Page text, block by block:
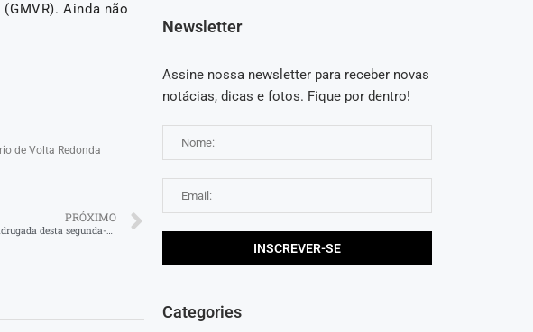
Ainda não
de Volta Redonda
PRÓXIMO
Parque Nacional do Itatiaia registra -4,4°C na madrugada desta segunda-feira
Newsletter
Assine nossa newsletter para receber novas
notácias, dicas e fotos. Fique por dentro!
Categories